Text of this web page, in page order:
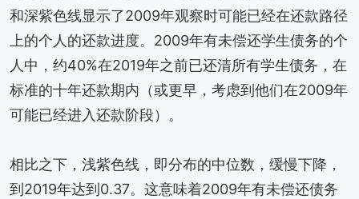
和深紫色线显示了2009年观察时可能已经在还款路径
上的个人的还款进度。2009年有未偿还学生债务的个
人中，约40%在2019年之前已还清所有学生债务，在
标准的十年还款期内（或更早，考虑到他们在2009年
可能已经进入还款阶段）。
相比之下，浅紫色线，即分布的中位数，缓慢下降，
到2019年达到0.37。这意味着2009年有未偿还债务